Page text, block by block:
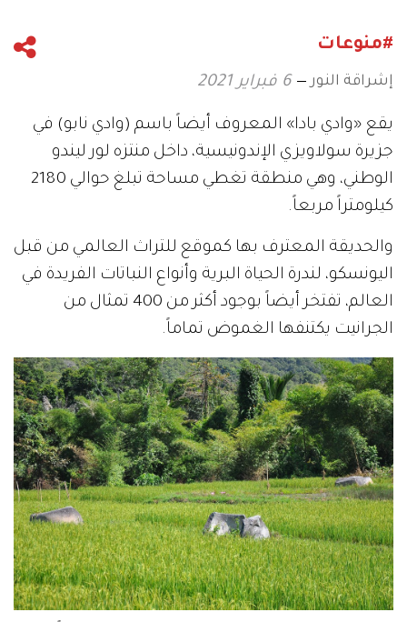
#منوعات
إشراقة النور 6 فبراير 2021
يقع «وادي بادا» المعروف أيضاً باسم (وادي نابو) في
جزيرة سولاويزي الإندونيسية، داخل منتزه لور ليندو
الوطني، وهي منطقة تغطي مساحة تبلغ حوالي 2180
كيلومتراً مربعاً.
والحديقة المعترف بها كموقع للتراث العالمي من قبل
اليونسكو، لندرة الحياة البرية وأنواع النباتات الفريدة في
العالم، تفتخر أيضاً بوجود أكثر من 400 تمثال من
الجرانيت يكتنفها الغموض تماماً.